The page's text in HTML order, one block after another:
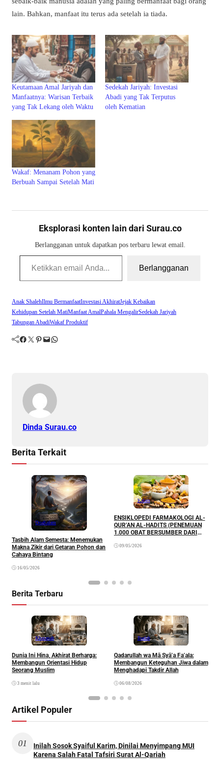
lain. Bahkan, manfaat itu terus ada setelah ia tiada.
Keutamaan Amal Jariyah dan
Manfaatnya: Warisan Terbaik
yang Tak Lekang oleh Waktu
Sedekah Jariyah: Investasi
Abadi yang Tak Terputus
oleh Kematian
Wakaf: Menanam Pohon yang
Berbuah Sampai Setelah Mati
Eksplorasi konten lain dari Surau.co
Berlangganan untuk dapatkan pos terbaru lewat email.
Ketikkan email Anda...
Berlangganan
Anak ShalehIlmu BermanfaatInvestasi AkhiratJejak Kebaikan
Kehidupan Setelah MatiManfaat AmalPahala MengalirSedekah Jariyah
Tabungan AbadiWakaf Produktif
Facebook Twitter Pinterest Mail WhatsApp
Dinda Surau.co
Berita Terkait
DoaKalam
Tasbih Alam Semesta: Menemukan
Makna Zikir dari Getaran Pohon dan
Cahaya Bintang
16/05/2026
Kalam
ENSIKLOPEDI FARMAKOLOGI AL-
QUR’AN AL-HADITS (PENEMUAN
1.000 OBAT BERSUMBER DARI
09/05/2026
Berita Terbaru
Khazanah
Dunia Ini Hina, Akhirat Berharga:
Membangun Orientasi Hidup
Seorang Muslim
3 menit lalu
Ibadah
Qadarullah wa Mā Syā’a Fa’ala:
Membangun Keteguhan Jiwa dalam
Menghadapi Takdir Allah
06/08/2026
Artikel Populer
01
Inilah Sosok Syaiful Karim, Dinilai Menyimpang MUI
Karena Salah Fatal Tafsiri Surat Al-Qariah